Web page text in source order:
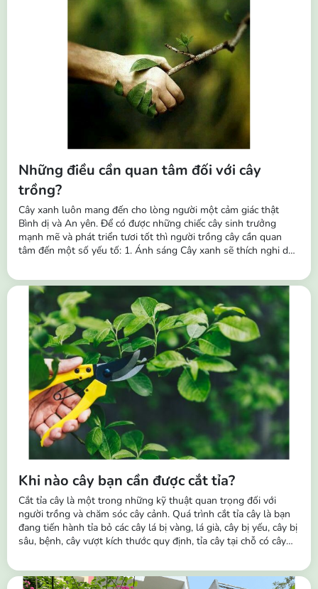
Những điều cần quan tâm đối với cây
trồng?
Cây xanh luôn mang đến cho lòng người một cảm giác thật
Bình dị và An yên. Để có được những chiếc cây sinh trưởng
mạnh mẽ và phát triển tươi tốt thì người trồng cây cần quan
tâm đến một số yếu tố: 1. Ánh sáng Cây xanh sẽ thích nghi dần
cũng sẽ thích nghi với các môi trường khác nhau. Vì vậy, ngoài
tác dụng trang trí,...
Khi nào cây bạn cần được cắt tỉa?
Cắt tỉa cây là một trong những kỹ thuật quan trọng đối với
người trồng và chăm sóc cây cảnh. Quá trình cắt tỉa cây là bạn
đang tiến hành tỉa bỏ các cây lá bị vàng, lá già, cây bị yếu, cây bị
sâu, bệnh, cây vượt kích thước quy định, tỉa cây tại chỗ có cây
chết,... Tầm quan trọng của việc cắt tỉa cây: Giúp kích thích sinh
trưởng...